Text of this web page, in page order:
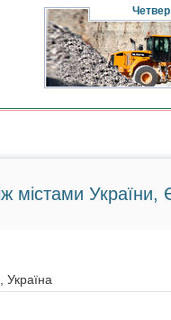
Четвер
містами України,